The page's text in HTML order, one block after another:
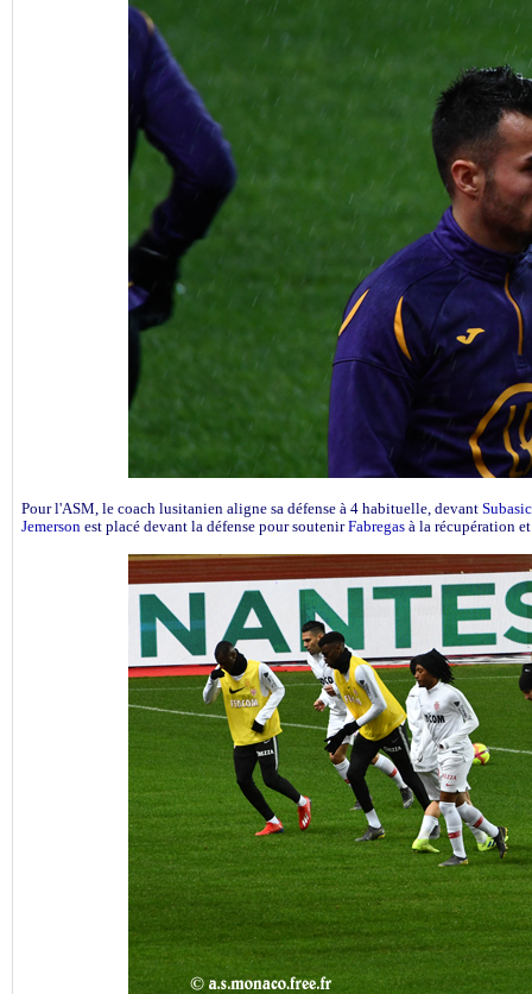
Pour l'ASM, le coach lusitanien aligne sa défense à 4 habituelle, devant Subasic
Jemerson est placé devant la défense pour soutenirFabregas à la récupération